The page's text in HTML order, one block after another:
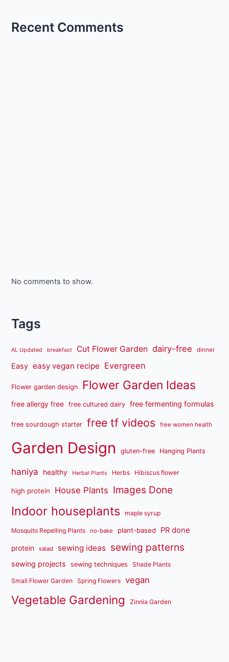
Recent Comments
No comments to show.
Tags
AL Updated breakfast Cut Flower Garden dairy-free dinner
Easy easy vegan recipe Evergreen
Flower garden design Flower Garden Ideas
free allergy free free cultured dairy free fermenting formulas
free sourdough starter free tf videos free women health
Garden Design gluten-free Hanging Plants
haniya healthy Herbal Plants Herbs Hibiscus flower
high protein House Plants Images Done
Indoor houseplants maple syrup
Mosquito Repelling Plants no-bake plant-based PR done
protein salad sewing ideas sewing patterns
sewing projects sewing techniques Shade Plants
Small Flower Garden Spring Flowers vegan
Vegetable Gardening Zinnia Garden